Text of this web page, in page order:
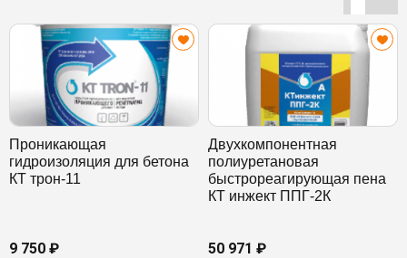
Проникающая
гидроизоляция для бетона
КТ трон-11
9 750 ₽
Двухкомпонентная
полиуретановая
быстрореагирующая пена
КТ инжект ППГ-2К
50 971 ₽